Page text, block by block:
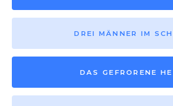
DREI MÄNNER IM
DAS GEFRORENE